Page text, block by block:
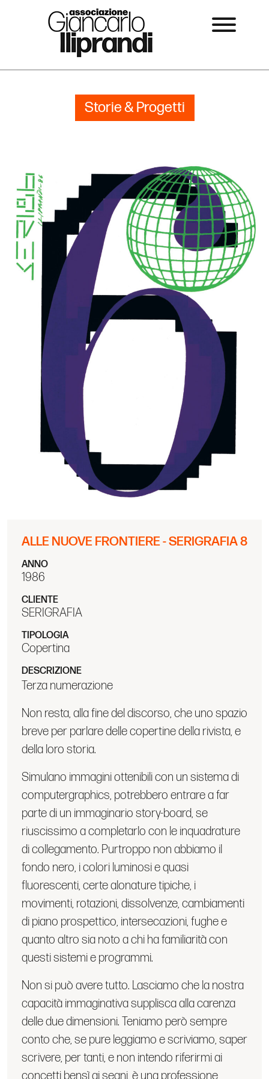
Storie & Progetti
ALLE NUOVE FRONTIERE - SERIGRAFIA 8
ANNO
1986
CLIENTE
SERIGRAFIA
TIPOLOGIA
Copertina
DESCRIZIONE
Terza numerazione
Non resta, alla fine del discorso, che uno spazio
breve per parlare delle copertine della rivista, e
della loro storia.
Simulano immagini ottenibili con un sistema di
computergraphics, potrebbero entrare a far
parte di un immaginario story-board, se
riuscissimo a completarlo con le inquadrature
di collegamento. Purtroppo non abbiamo il
fondo nero, i colori luminosi e quasi
fluorescenti, certe alonature tipiche, i
movimenti, rotazioni, dissolvenze, cambiamenti
di piano prospettico, intersecazioni, fughe e
quanto altro sia noto a chi ha familiarità con
questi sistemi e programmi.
Non si può avere tutto. Lasciamo che la nostra
capacità immaginativa supplisca alla carenza
delle due dimensioni. Teniamo però sempre
conto che, se pure leggiamo e scriviamo, saper
scrivere, per tanti, e non intendo riferirmi ai
concetti bensì ai segni, è una professione